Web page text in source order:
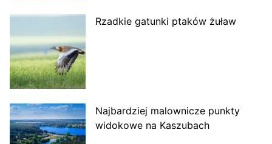
Rzadkie gatunki ptaków żuław
Najbardziej malownicze punkty
widokowe na Kaszubach